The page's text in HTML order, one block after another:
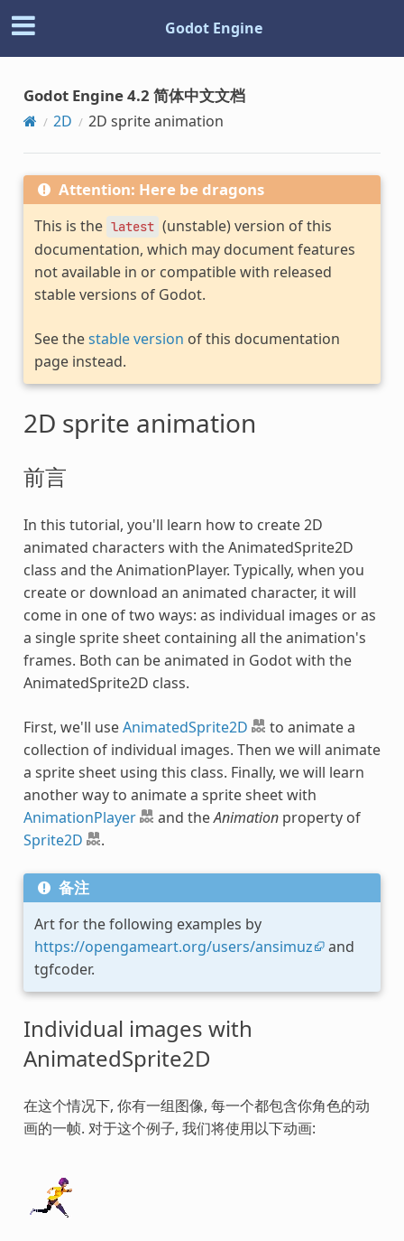
Godot Engine
Godot Engine 4.2 简体中文文档
2D 2D sprite animation
Attention: Here be dragons
This is the latest (unstable) version of this
documentation, which may document features
not available in or compatible with released
stable versions of Godot.
See thestable version of this documentation
page instead.
2D sprite animation
前言
In this tutorial, you'll learn how to create 2D
animated characters with the AnimatedSprite2D
class and the AnimationPlayer. Typically, when you
create or download an animated character, it will
come in one of two ways: as individual images or as
a single sprite sheet containing all the animation's
frames. Both can be animated in Godot with the
AnimatedSprite2D class.
First, we'll useAnimatedSprite2D
to animate a
collection of individual images. Then we will animate
a sprite sheet using this class. Finally, we will learn
another way to animate a sprite sheet with
AnimationPlayer
and theAnimationproperty of
Sprite2D
.
备注
Art for the following examples by
https://opengameart.org/users/ansimuz
and
tgfcoder.
Individual images with
AnimatedSprite2D
在这个情况下, 你有一组图像, 每一个都包含你角色的动
画的一帧. 对于这个例子, 我们将使用以下动画: